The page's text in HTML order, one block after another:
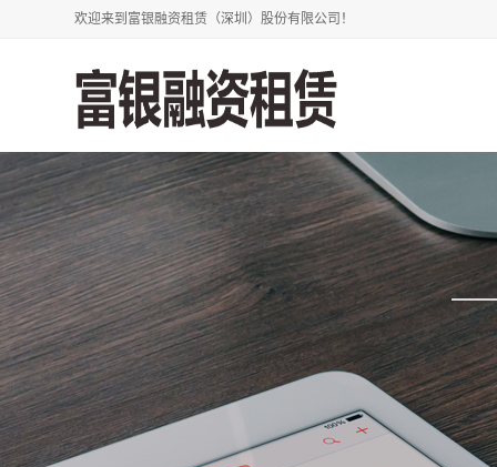
欢迎来到富银融资租赁（深圳）股份有限公司！